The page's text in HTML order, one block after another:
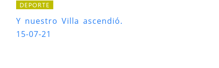
DEPORTE
Y nuestro Villa ascendió.
15-07-21